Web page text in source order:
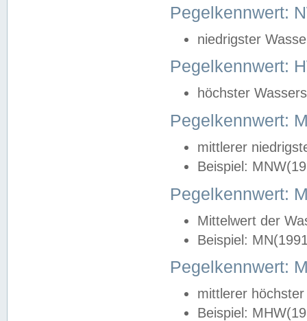
Pegelkennwert:
niedrigster
Pegelkennwert:
höchster
Pegelkennwert:
mittlerer
Beispiel:
Pegelkennwert:
Mittelwert der
Beispiel:
Pegelkennwert:
mittlerer
Beispiel: